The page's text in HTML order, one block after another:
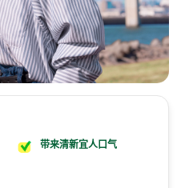
带来清新宜人口气